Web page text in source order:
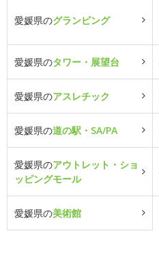
愛媛県のグランピング
愛媛県のタワー・展望台
愛媛県のアスレチック
愛媛県の道の駅・SA/PA
愛媛県のアウトレット・ショ
ッピングモール
愛媛県の美術館